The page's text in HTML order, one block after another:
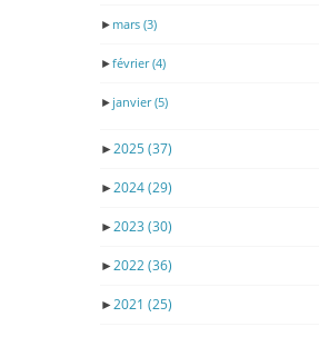
► mars (3)
►février(4)
► janvier(5)
►2025(37)
►2024(29)
►2023 (30)
►2022(36)
►2021 (25)